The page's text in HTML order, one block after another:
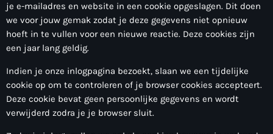
je e-mailadres en website in een cookie opgeslagen. Dit doen
we voor jouw gemak zodat je deze gegevens niet opnieuw
hoeft in te vullen voor een nieuwe reactie. Deze cookies zijn
een jaar lang geldig.
Indien je onze inlogpagina bezoekt, slaan we een tijdelijke
cookie op om te controleren of je browser cookies accepteert.
Deze cookie bevat geen persoonlijke gegevens en wordt
verwijderd zodra je je browser sluit.